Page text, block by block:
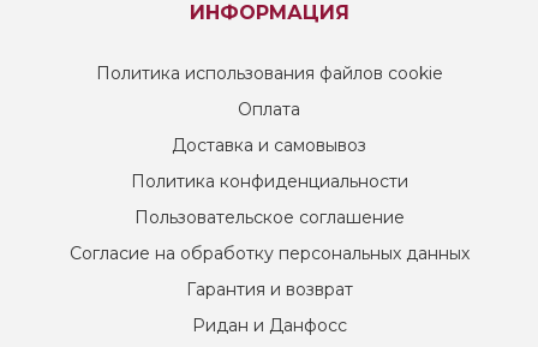
ИНФОРМАЦИЯ
Политика использования файлов cookie
Оплата
Доставка и самовывоз
Политика конфиденциальности
Пользовательское соглашение
Согласие на обработку персональных данных
Гарантия и возврат
Ридан и Данфосс